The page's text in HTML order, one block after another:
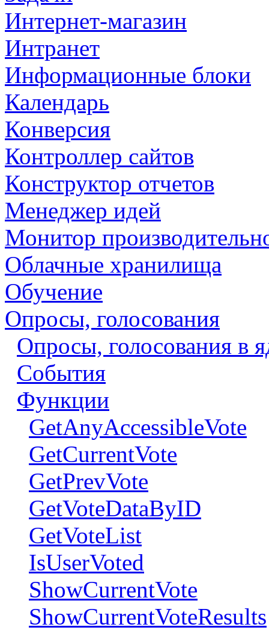
Интернет-магазин
Интранет
Информационные блоки
Календарь
Конверсия
Контроллер сайтов
Конструктор отчетов
Менеджер идей
Монитор
Облачные хранилища
Обучение
Опросы, голосования
Опросы, голосования в
События
Функции
GetAnyAccessibleVote
GetCurrentVote
GetPrevVote
GetVoteDataByID
GetVoteList
IsUserVoted
ShowCurrentVote
ShowCurrentVoteResults